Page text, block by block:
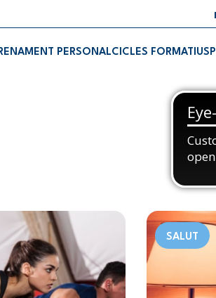
PERSONALCICLES FORMATIUS
SALUT